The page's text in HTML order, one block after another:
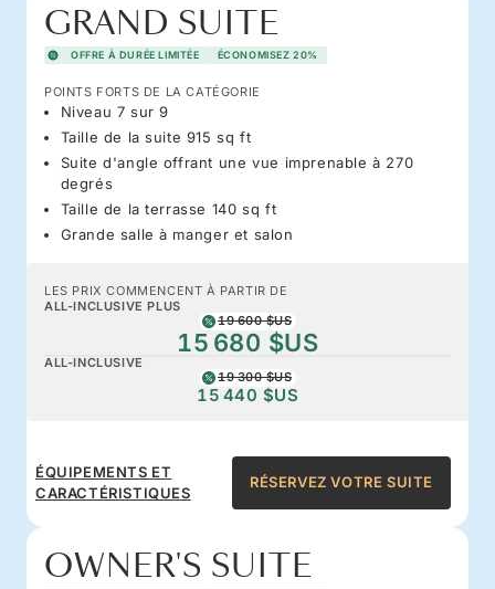
GRAND SUITE
OFFRE À DURÉE LIMITÉE ÉCONOMISEZ 20%
POINTS FORTS DE LA CATÉGORIE
Niveau 7 sur 9
Taille de la suite 915 sq ft
Suite d'angle offrant une vue imprenable à 270
degrés
Taille de la terrasse 140 sq ft
Grande salle à manger et salon
LES PRIX COMMENCENT À PARTIR DE
ALL-INCLUSIVE PLUS
19 600 $US
15 680 $US
ALL-INCLUSIVE
19 300 $US
15 440 $US
ÉQUIPEMENTS ET
CARACTÉRISTIQUES
RÉSERVEZ VOTRE SUITE
OWNER'S SUITE